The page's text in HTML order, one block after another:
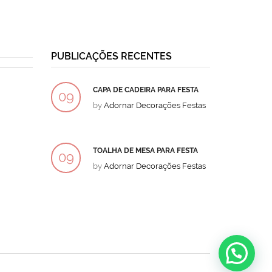
PUBLICAÇÕES RECENTES
09 CAPA DE CADEIRA PARA FESTA
byAdornar Decorações Festas
09 TOALHA DE MESA PARA FESTA
byAdornar Decorações Festas